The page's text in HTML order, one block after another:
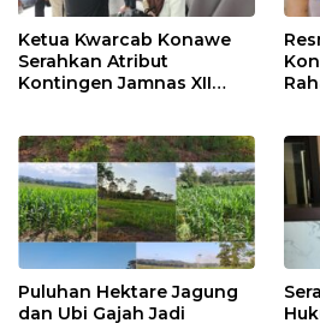
Ketua Kwarcab Konawe
Serahkan Atribut
Kontingen Jamnas XII
Puluhan Hektare Jagung
dan Ubi Gajah Jadi